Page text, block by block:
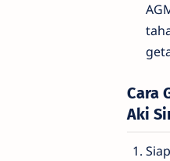
Cara
Aki